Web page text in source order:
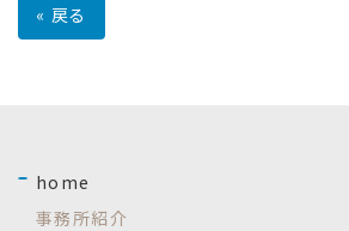
« 戻る
home
事務所紹介